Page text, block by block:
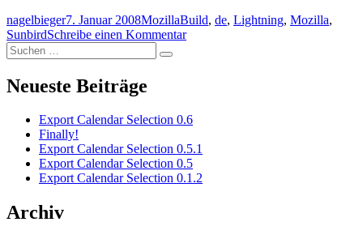
Autor
nagelbiegerVeröffentlicht
am
7. Januar 2008Kategorien
MozillaSchlagwörter
Build, de, Lightning, Mozilla,
SunbirdSchreibe einen Kommentarzu
(2008-
05)
Suchen
nach:
Suchen
Neueste Beiträge
Export Calendar Selection 0.6
Finally!
Export Calendar Selection 0.5.1
Export Calendar Selection 0.5
Export Calendar Selection 0.1.2
Archiv